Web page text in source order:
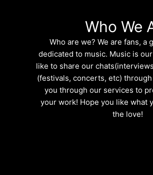
Who We
Who are we? We are fans, a
dedicated to music. Music is
like to share our
(festivals, concerts, etc)
you through our services to
your work! Hope you like what
the love!